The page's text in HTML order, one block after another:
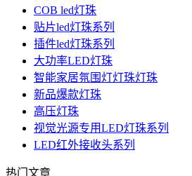
COB led灯珠
贴片led灯珠系列
插件led灯珠系列
大功率LED灯珠
智能家居氛围灯灯珠灯珠
新品爆款灯珠
高压灯珠
视觉光源专用LED灯珠系列
LED红外接收头系列
热门文章